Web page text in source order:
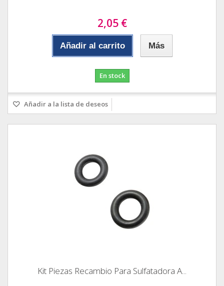
2,05 €
Añadir al carrito Más
En stock
Añadir a la lista de deseos
Kit Piezas Recambio Para Sulfatadora A...